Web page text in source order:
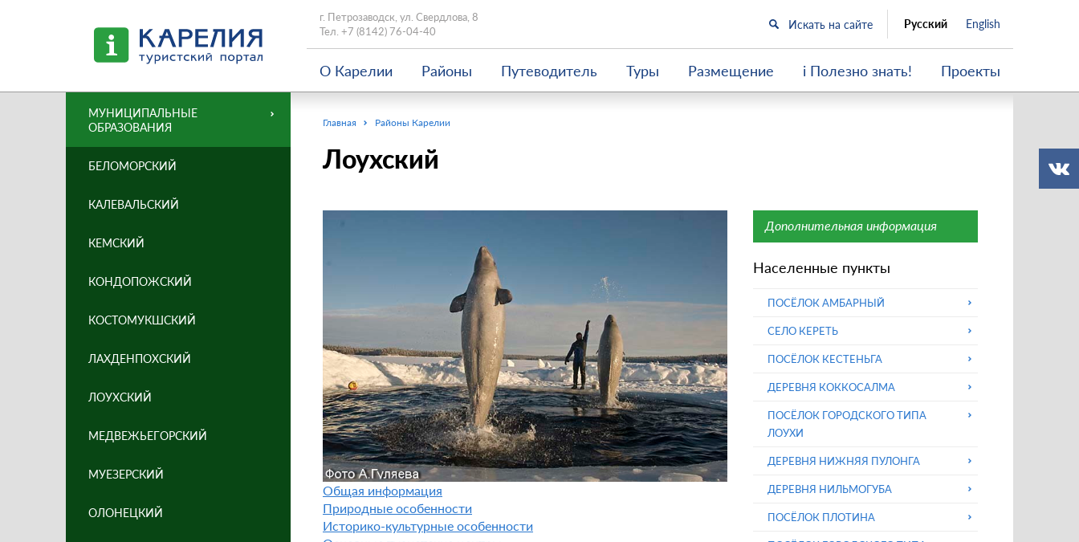
г. Петрозаводск, ул. Свердлова, 8
Тел. +7 (8142) 76-04-40
Русский English
О Карелии Районы Путеводитель Туры Размещение i Полезно знать! Проекты
Главная Районы Карелии
Лоухский
Дополнительная информация
Населенные пункты
ПОСЁЛОК АМБАРНЫЙ
СЕЛО КЕРЕТЬ
ПОСЁЛОК КЕСТЕНЬГА
ДЕРЕВНЯ КОККОСАЛМА
ПОСЁЛОК ГОРОДСКОГО ТИПА
ЛОУХИ
ДЕРЕВНЯ НИЖНЯЯ ПУЛОНГА
ДЕРЕВНЯ НИЛЬМОГУБА
ПОСЁЛОК ПЛОТИНА
Общая информация
Природные особенности
Историко-культурные особенности
МУНИЦИПАЛЬНЫЕ
ОБРАЗОВАНИЯ
БЕЛОМОРСКИЙ
КАЛЕВАЛЬСКИЙ
КЕМСКИЙ
КОНДОПОЖСКИЙ
КОСТОМУКШСКИЙ
ЛАХДЕНПОХСКИЙ
ЛОУХСКИЙ
МЕДВЕЖЬЕГОРСКИЙ
МУЕЗЕРСКИЙ
ОЛОНЕЦКИЙ